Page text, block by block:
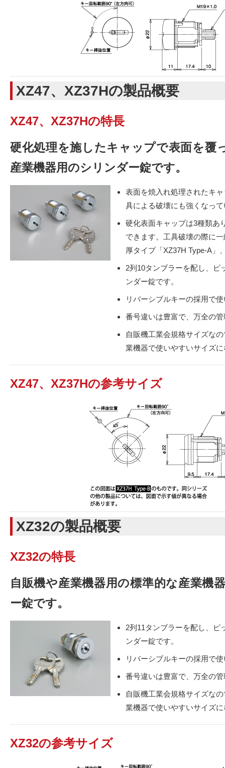
XZ47、XZ37Hの製品概要
XZ47、XZ37Hの特長
硬化処理を施したキャップで表面を覆
産業機器用のシリンダー錠です。
表面を焼入れ処理されたキ
具による破壊にも強くなっ
硬化表面キャップは3種類あ
できます。工具破壊の際に
厚タイプ「XZ37H Type-A」
2列10タンブラーを配し、ピ
ンダー錠です。
リバーシブルキーの採用で
番号違いは豊富で、万全の
自販機工業会規格サイズな
業機器で使いやすいサイズ
XZ47、XZ37Hの参考サイズ
XZ32の製品概要
XZ32の特長
自販機や産業機器用の標準的な産業機
ー錠です。
2列11タンブラーを配し、ピ
ンダー錠です。
リバーシブルキーの採用で
番号違いは豊富で、万全の
自販機工業会規格サイズな
業機器で使いやすいサイズ
XZ32の参考サイズ